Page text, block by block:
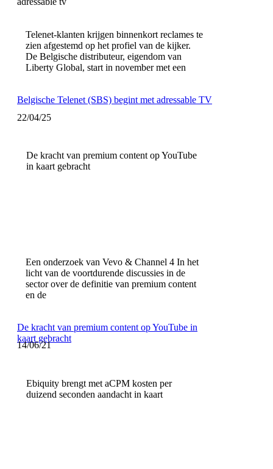
Telenet-klanten krijgen binnenkort reclames te
zien afgestemd op het profiel van de kijker.
De Belgische distributeur, eigendom van
Liberty Global, start in november met een
Belgische Telenet (SBS) begint met adressable TV
22/04/25
De kracht van premium content op YouTube
in kaart gebracht
Een onderzoek van Vevo & Channel 4 In het
licht van de voortdurende discussies in de
sector over de definitie van premium content
en de
De kracht van premium content op YouTube in
kaart gebracht
14/06/21
Ebiquity brengt met aCPM kosten per
duizend seconden aandacht in kaart